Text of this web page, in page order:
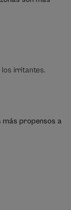
irritantes.
más propensos a